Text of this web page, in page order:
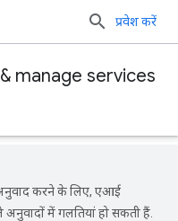
प्रवेश करें
manage services
करने के लिए, एआई
में गलतियां हो सकती हैं.